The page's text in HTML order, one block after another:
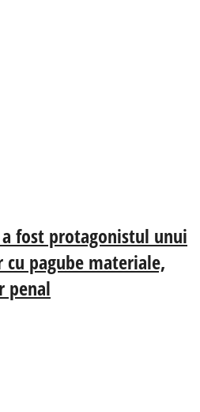
fost protagonistul unui
pagube materiale,
penal